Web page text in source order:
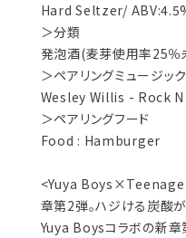
Hard Seltzer/
＞分類
発泡酒(麦芽使用率25％
＞ペアリングミュージック
Wesley Willis - Rock
＞ペアリングフード
Food : Hamburger
<Yuya Boys×Teenage
章第2弾。ハジける炭酸
Yuya Boysコラボの新